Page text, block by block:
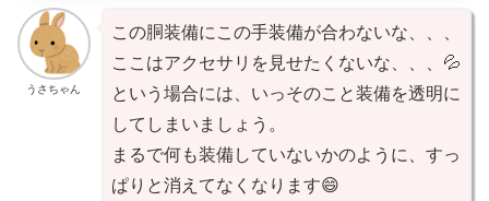
うさちゃん
この胴装備にこの手装備が合わないな、、、
ここはアクセサリを見せたくないな、、、💦
という場合には、いっそのこと装備を透明に
してしまいましょう。
まるで何も装備していないかのように、すっ
ぱりと消えてなくなります😄